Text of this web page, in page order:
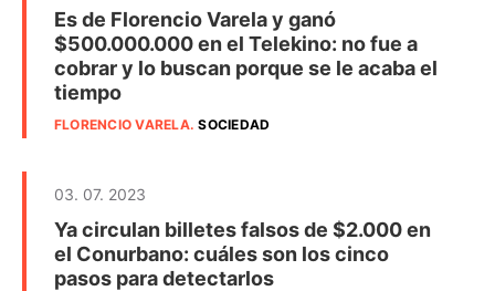
Es de Florencio Varela y ganó
$500.000.000 en el Telekino: no fue a
cobrar y lo buscan porque se le acaba el
tiempo
FLORENCIO VARELA.SOCIEDAD
03. 07. 2023
Ya circulan billetes falsos de $2.000 en
el Conurbano: cuáles son los cinco
pasos para detectarlos